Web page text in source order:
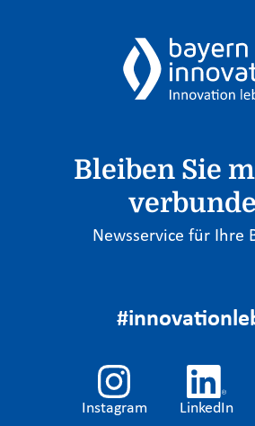
Bleiben Sie
Newsservice für Ihre
Instagram LinkedIn